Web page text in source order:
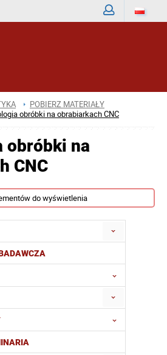
POBIERZ MATERIAŁY
obróbki na obrabiarkach CNC
obróbki na
CNC
do wyświetlenia